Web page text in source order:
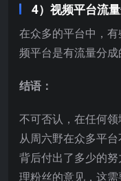
4）视频平台流
在众多的平台中，
频平台是有流量分成
结语：
不可否认，在任何领
从周六野在众多平
背后付出了多少的
理粉丝的意见，这需